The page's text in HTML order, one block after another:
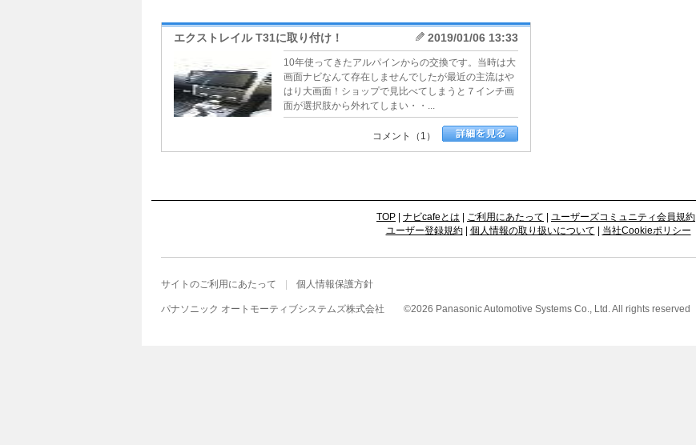
エクストレイル T31に取り付け！ 2019/01/06 13:33
10年使ってきたアルパインからの交換です。当時は大
画面ナビなんて存在しませんでしたが最近の主流はや
はり大画面！ショップで見比べてしまうと７インチ画
面が選択肢から外れてしまい・・...
コメント（1）
TOP ナビcafeとは ご利用にあたって ユーザーズコミュニティ会員規約
ユーザー登録規約| 個人情報の取り扱いについて 当社Cookieポリシー
サイトのご利用にあたって 個人情報保護方針
パナソニック オートモーティブシステムズ株式会社 ©2026 Panasonic Automotive Systems Co., Ltd. All rights reserved